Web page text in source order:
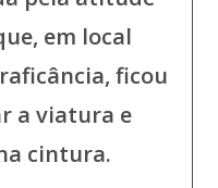
em local
ficou
a viatura e
cintura.